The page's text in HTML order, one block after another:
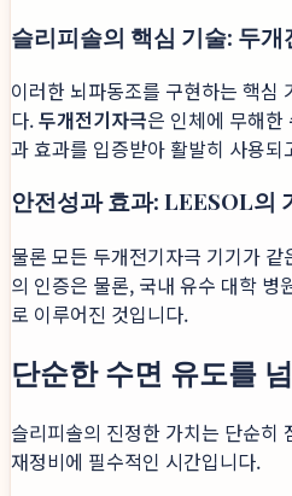
슬리피솔의 핵심 기술: 두
이러한 뇌파동조를 구현하는 핵심
다.두개전기자극은 인체에 무해
과 효과를 입증받아 활발히 사용
안전성과 효과: LEESOL의
물론 모든 두개전기자극 기기가
의 인증은 물론, 국내 유수 대학
로 이루어진 것입니다.
단순한 수면 유도를
슬리피솔의 진정한 가치는 단순히
재정비에 필수적인 시간입니다.